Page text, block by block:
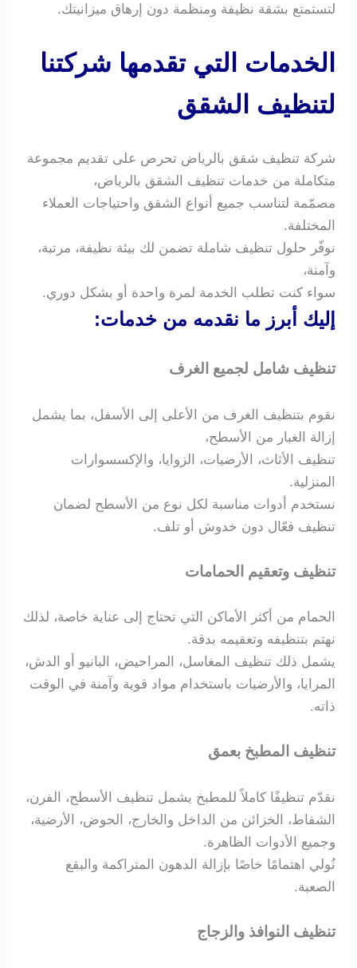
لتستمتع بشقة نظيفة ومنظمة دون إرهاق ميزانيتك.
الخدمات التي تقدمها شركتنا
لتنظيف الشقق
شركة تنظيف شقق بالرياض تحرص على تقديم مجموعة
متكاملة من خدمات تنظيف الشقق بالرياض،
مصمّمة لتناسب جميع أنواع الشقق واحتياجات العملاء
المختلفة.
نوفّر حلول تنظيف شاملة تضمن لك بيئة نظيفة، مرتبة،
وآمنة،
سواء كنت تطلب الخدمة لمرة واحدة أو بشكل دوري.
إليك أبرز ما نقدمه من خدمات:
تنظيف شامل لجميع الغرف
نقوم بتنظيف الغرف من الأعلى إلى الأسفل، بما يشمل
إزالة الغبار من الأسطح،
تنظيف الأثاث، الأرضيات، الزوايا، والإكسسوارات
المنزلية.
نستخدم أدوات مناسبة لكل نوع من الأسطح لضمان
تنظيف فعّال دون خدوش أو تلف.
تنظيف وتعقيم الحمامات
الحمام من أكثر الأماكن التي تحتاج إلى عناية خاصة، لذلك
نهتم بتنظيفه وتعقيمه بدقة.
يشمل ذلك تنظيف المغاسل، المراحيض، البانيو أو الدش،
المرايا، والأرضيات باستخدام مواد قوية وآمنة في الوقت
ذاته.
تنظيف المطبخ بعمق
نقدّم تنظيفًا كاملاً للمطبخ يشمل تنظيف الأسطح، الفرن،
الشفاط، الخزائن من الداخل والخارج، الحوض، الأرضية،
وجميع الأدوات الظاهرة.
نُولي اهتمامًا خاصًا بإزالة الدهون المتراكمة والبقع
الصعبة.
تنظيف النوافذ والزجاج